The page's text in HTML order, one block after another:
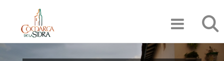
contenido
principal